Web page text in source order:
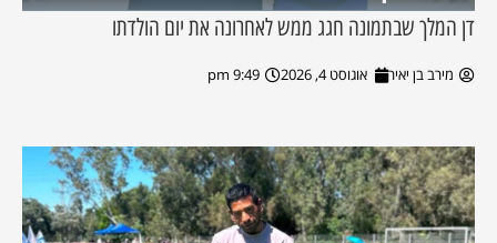
דן המלך שבתמונה חגג ממש לאחרונה את יום הולדתו
מירב בן יאיר אוגוסט 4, 2026 9:49 pm